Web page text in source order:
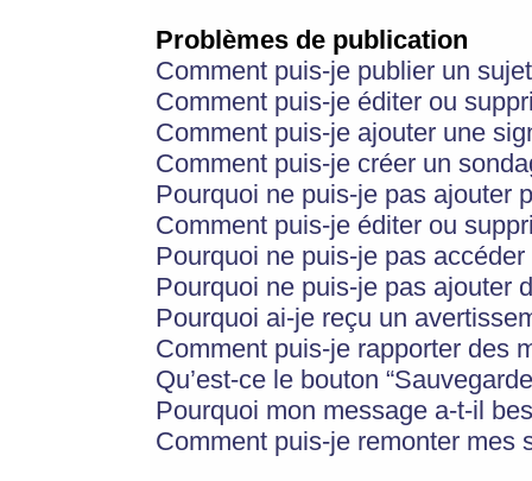
Problèmes de publication
Comment puis-je publier un
Comment puis-je éditer ou
Comment puis-je ajouter une
Comment puis-je créer un
Pourquoi ne puis-je pas ajouter
Comment puis-je éditer ou
Pourquoi ne puis-je pas
Pourquoi ne puis-je pas ajouter
Pourquoi ai-je reçu un
Comment puis-je rapporter des
Qu’est-ce le bouton
Pourquoi mon message a-t-il
Comment puis-je remonter mes